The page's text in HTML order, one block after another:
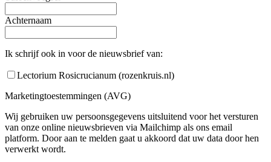
Achternaam
Ik schrijf ook in voor de nieuwsbrief van:
Lectorium Rosicrucianum (rozenkruis.nl)
Marketingtoestemmingen (AVG)
Wij gebruiken uw persoonsgegevens uitsluitend voor het versturen
van onze online nieuwsbrieven via Mailchimp als ons email
platform. Door aan te melden gaat u akkoord dat uw data door hen
verwerkt wordt.